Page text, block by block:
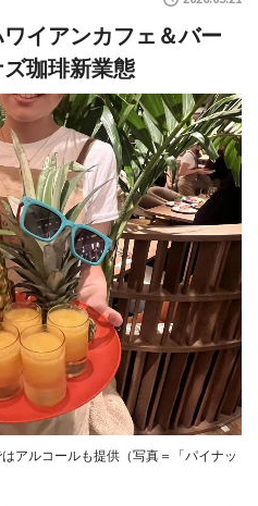
イアンカフェ＆バー
珈琲新業態
アルコールも提供（写真＝「パイナッ